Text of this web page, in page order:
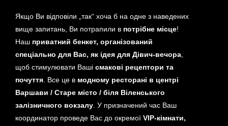
Якщо Ви відповіли „так“ хоча б на одне з наведених
вище запитань, Ви потрапили в потрібне місце!
Наш приватний бенкет, організований
спеціально для Вас, як ідея для Дівич-вечора,
щоб стимулювати Ваші смакові рецептори та
почуття. Все це в модному ресторані в центрі
Варшави / Старе місто / біля Віленського
залізничного вокзалу. У призначений час Ваш
координатор проведе Вас до окремої VIP-кімнати,